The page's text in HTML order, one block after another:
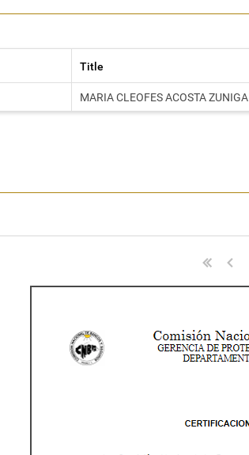
Title
MARIA CLEOFES ACOSTA ZUNIGA